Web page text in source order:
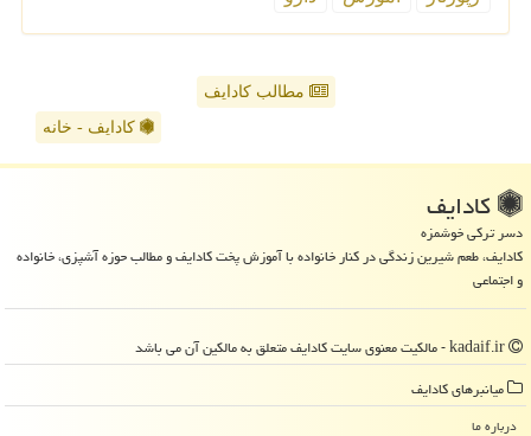
مطالب کادایف
کادایف - خانه
كادایف
دسر ترکی خوشمزه
کادایف، طعم شیرین زندگی در کنار خانواده با آموزش پخت کادایف و مطالب حوزه آشپزی، خانواده
و اجتماعی
میانبرهای كادایف
درباره ما